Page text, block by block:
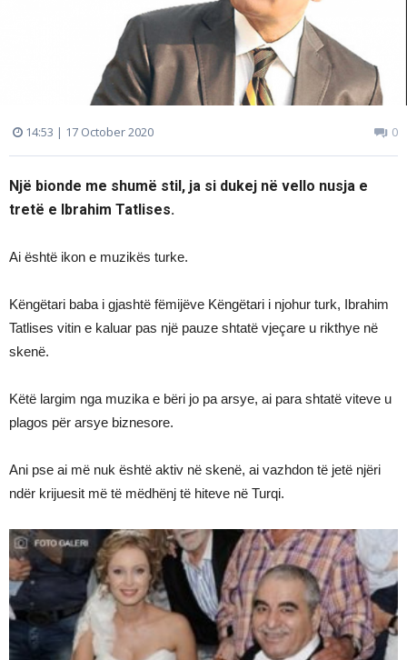
14:53 | 17 October 2020 0
Një bionde me shumë stil, ja si dukej në vello nusja e
tretë e Ibrahim Tatlises.
Ai është ikon e muzikës turke.
Këngëtari baba i gjashtë fëmijëve Këngëtari i njohur turk, Ibrahim
Tatlises vitin e kaluar pas një pauze shtatë vjeçare u rikthye në
skenë.
Këtë largim nga muzika e bëri jo pa arsye, ai para shtatë viteve u
plagos për arsye biznesore.
Ani pse ai më nuk është aktiv në skenë, ai vazhdon të jetë njëri
ndër krijuesit më të mëdhënj të hiteve në Turqi.